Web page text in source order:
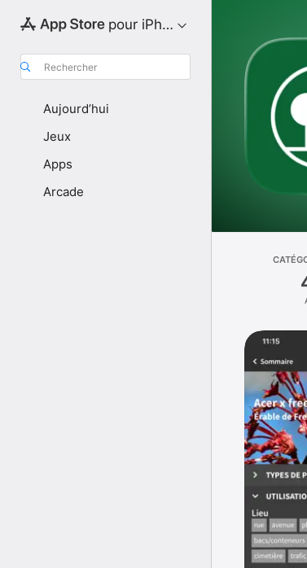
pour iPhone
Rechercher
Aujourd’hui
Jeux
Apps
Arcade